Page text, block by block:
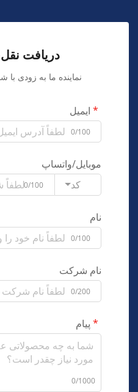
دریافت
نماینده ما به زودی
ایمیل
0/100
موبایل/واتساپ
کد
0/100
نام
0/100
نام شرکت
0/200
پیام
0/1000